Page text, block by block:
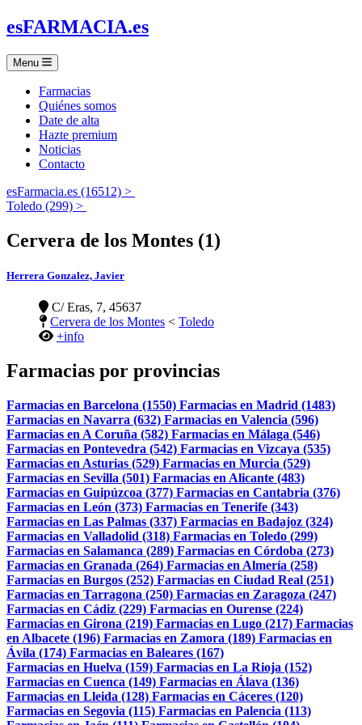
esFARMACIA.es
Menu
Farmacias
Quiénes somos
Date de alta
Hazte premium
Noticias
Contacto
esFarmacia.es (16512) >
Toledo (299) >
Cervera de los Montes (1)
Herrera Gonzalez, Javier
C/ Eras, 7, 45637
Cervera de los Montes < Toledo
+info
Farmacias por provincias
Farmacias en Barcelona (1550) Farmacias en Madrid (1483)
Farmacias en Navarra (632) Farmacias en Valencia (596)
Farmacias en A Coruña (582) Farmacias en Málaga (546)
Farmacias en Pontevedra (542) Farmacias en Vizcaya (535)
Farmacias en Asturias (529) Farmacias en Murcia (529)
Farmacias en Sevilla (501) Farmacias en Alicante (483)
Farmacias en Guipúzcoa (377) Farmacias en Cantabria (376)
Farmacias en León (373) Farmacias en Tenerife (343)
Farmacias en Las Palmas (337) Farmacias en Badajoz (324)
Farmacias en Valladolid (318) Farmacias en Toledo (299)
Farmacias en Salamanca (289) Farmacias en Córdoba (273)
Farmacias en Granada (264) Farmacias en Almería (258)
Farmacias en Burgos (252) Farmacias en Ciudad Real (251)
Farmacias en Tarragona (250) Farmacias en Zaragoza (247)
Farmacias en Cádiz (229) Farmacias en Ourense (224)
Farmacias en Girona (219) Farmacias en Lugo (217) Farmacias
en Albacete (196) Farmacias en Zamora (189) Farmacias en
Ávila (174) Farmacias en Baleares (167)
Farmacias en Huelva (159) Farmacias en La Rioja (152)
Farmacias en Cuenca (149) Farmacias en Álava (136)
Farmacias en Lleida (128) Farmacias en Cáceres (120)
Farmacias en Segovia (115) Farmacias en Palencia (113)